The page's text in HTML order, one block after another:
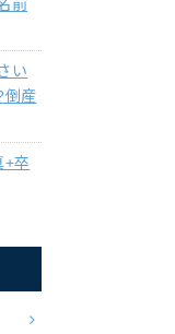
前
い
倒産
+卒